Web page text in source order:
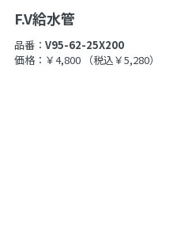
F.V給水管
品番： V95-62-25X200
価格：￥4,800
（税込￥5,280）